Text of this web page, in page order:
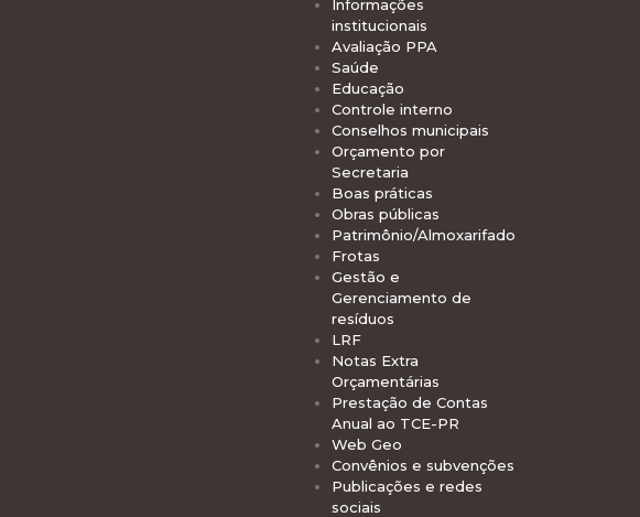
Informações
institucionais
Avaliação PPA
Saúde
Educação
Controle interno
Conselhos municipais
Orçamento por
Secretaria
Boas práticas
Obras públicas
Patrimônio/Almoxarifado
Frotas
Gestão e
Gerenciamento de
resíduos
LRF
Notas Extra
Orçamentárias
Prestação de Contas
Anual ao TCE-PR
Web Geo
Convênios e subvenções
Publicações e redes
sociais